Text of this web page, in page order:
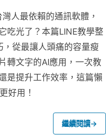
人最依賴的通訊軟體，
吃光了？本篇LINE教學整
從最讓人頭痛的容量瘦
轉文字的AI應用，一次教
是提升工作效率，這篇懶
好用！
繼續閱讀→